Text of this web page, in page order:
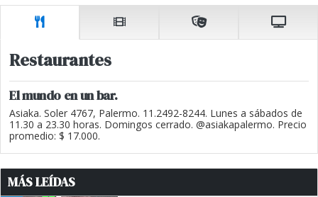
Restaurantes
El mundo en un bar.
Asiaka. Soler 4767, Palermo. 11.2492-8244. Lunes a sábados de
11.30 a 23.30 horas. Domingos cerrado. @asiakapalermo. Precio
promedio: $ 17.000.
MÁS LEÍDAS